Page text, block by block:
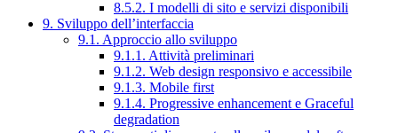
8.5.2. I modelli di sito e servizi disponibili
9. Sviluppo dell’interfaccia
9.1. Approccio allo sviluppo
9.1.1. Attività preliminari
9.1.2. Web design responsivo e accessibile
9.1.3. Mobile first
9.1.4. Progressive enhancement e Graceful
degradation